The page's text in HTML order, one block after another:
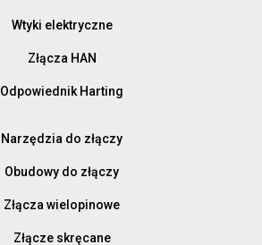
Wtyki elektryczne
Złącza HAN
Odpowiednik Harting
Narzędzia do złączy
Obudowy do złączy
Złącza wielopinowe
Złącze skręcane